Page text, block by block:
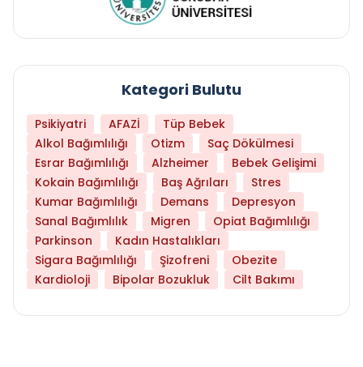
Kategori Bulutu
Psikiyatri AFAZİ
Tüp Bebek
Alkol Bağımlılığı
Otizm
Saç Dökülmesi
Esrar Bağımlılığı
Alzheimer
Bebek Gelişimi
Kokain Bağımlılığı
Baş Ağrıları
Stres
Kumar Bağımlılığı
Demans
Depresyon
Sanal Bağımlılık
Migren
Opiat Bağımlılığı
Parkinson
Kadın Hastalıkları
Sigara Bağımlılığı
Şizofreni
Obezite
Kardioloji
Bipolar Bozukluk Cilt Bakımı